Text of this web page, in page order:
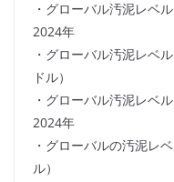
・グローバル汚泥レベ
2024年
・グローバル汚泥レベ
ドル）
・グローバル汚泥レベ
2024年
・グローバルの汚泥レ
ル）